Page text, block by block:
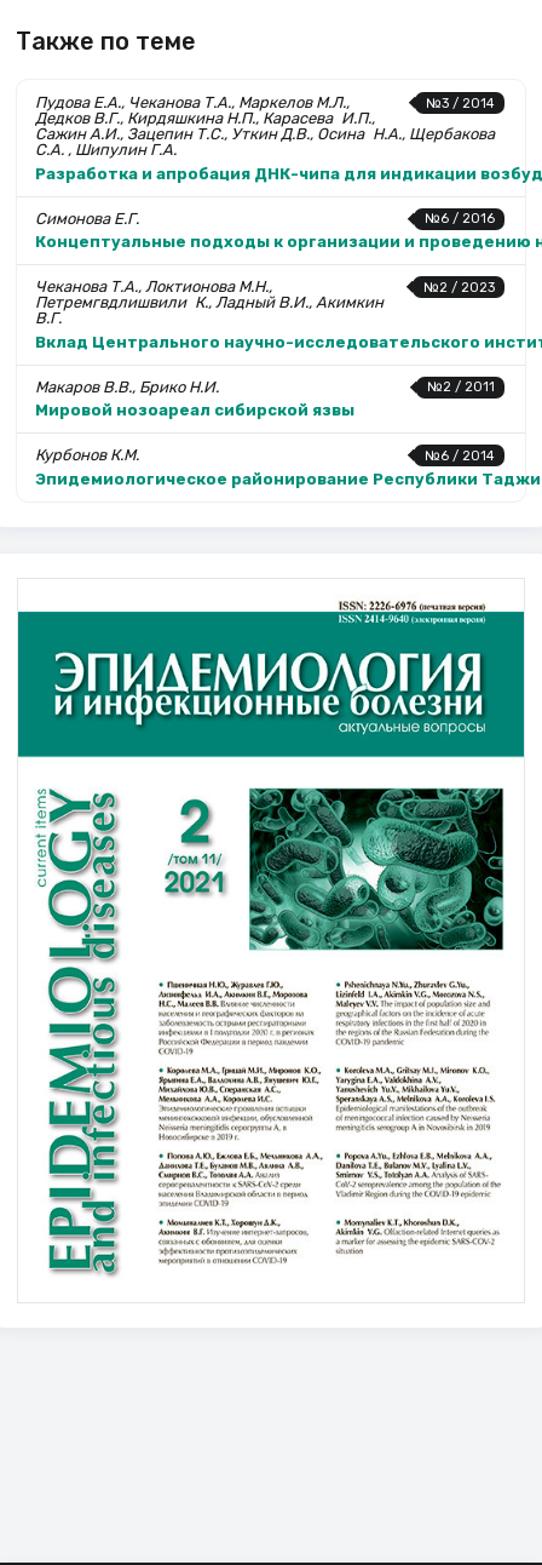
Также по теме
№3 / 2014
Пудова Е.А., Чеканова Т.А., Маркелов М.Л.,
Дедков В.Г., Кирдяшкина Н.П., Карасева И.П.,
Сажин А.И., Зацепин Т.С., Уткин Д.В., Осина Н.А., Щербакова
C.А. , Шипулин Г.А.
Разработка и апробация ДНК-чипа для индикации
№6 / 2016
Симонова Е.Г.
Концептуальные подходы к организации и проведению
№2 / 2023
Чеканова Т.А., Локтионова М.Н.,
Петремгвдлишвили К., Ладный В.И., Акимкин
В.Г.
Вклад Центрального научно-исследовательского
№2 / 2011
Макаров В.В., Брико Н.И.
Мировой нозоареал сибирской язвы
№6 / 2014
Курбонов К.М.
Эпидемиологическое районирование Республики